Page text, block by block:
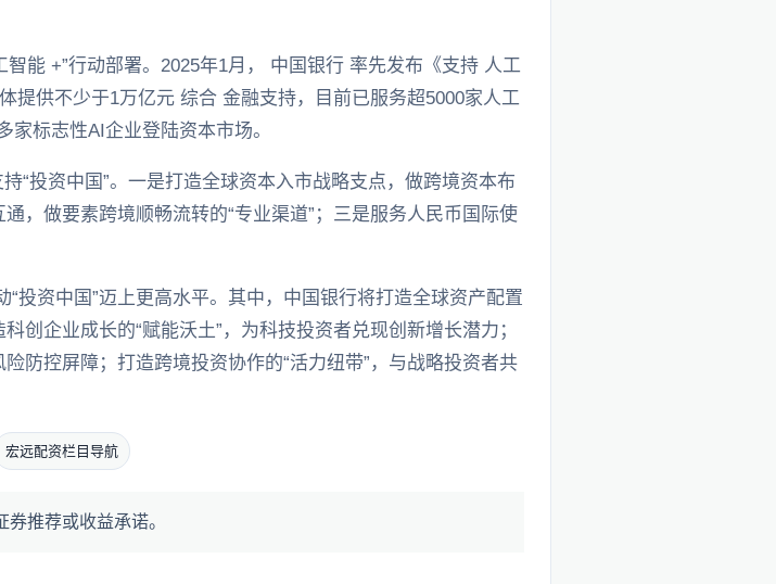
能 +”行动部署。2025年1月， 中国银行 率先发布《支持 人工
提供不少于1万亿元 综合 金融支持，目前已服务超5000家人工
标志性AI企业登陆资本市场。
“投资中国”。一是打造全球资本入市战略支点，做跨境资本布
，做要素跨境顺畅流转的“专业渠道”；三是服务人民币国际使
投资中国”迈上更高水平。其中，中国银行将打造全球资产配置
创企业成长的“赋能沃土”，为科技投资者兑现创新增长潜力；
防控屏障；打造跨境投资协作的“活力纽带”，与战略投资者共
宏远配资栏目导航
推荐或收益承诺。